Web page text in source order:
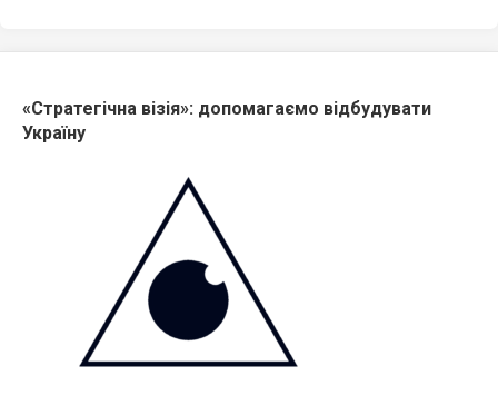
«Стратегічна візія»: допомагаємо відбудувати
Україну